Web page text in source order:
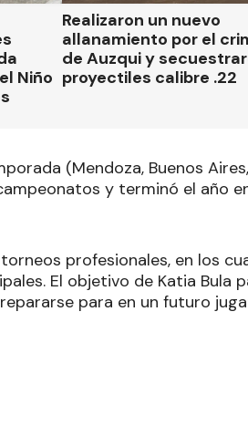
Niño
Realizaron un nuevo
allanamiento por el
de Auzqui y
proyectiles calibre .22
(Mendoza, Buenos Aires,
y terminó el año
profesionales, en los
El objetivo de Katia Bula
para en un futuro